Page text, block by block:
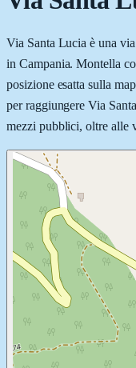
Via Santa Lucia è una
in Campania. Montella
posizione esatta sulla
per raggiungere Via
mezzi pubblici, oltre alle